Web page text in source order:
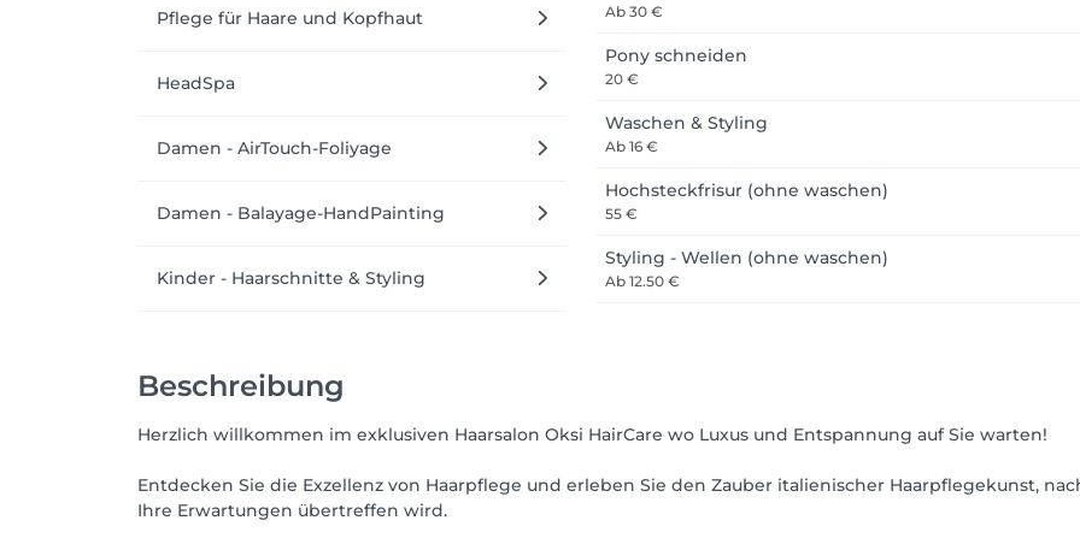
Pflege für Haare und Kopfhaut
HeadSpa
Damen - AirTouch-Foliyage
Damen - Balayage-HandPainting
Kinder - Haarschnitte & Styling
Ab 30 €
Pony schneiden
20 €
Waschen & Styling
Ab 16 €
Hochsteckfrisur (ohne waschen)
55 €
Styling - Wellen (ohne waschen)
Ab 12.50 €
Beschreibung
Herzlich willkommen im exklusiven Haarsalon Oksi HairCare wo Luxus und Entspannung auf Sie warten!
Entdecken Sie die Exzellenz von Haarpflege und erleben Sie den Zauber italienischer Haarpflegekunst,
Ihre Erwartungen übertreffen wird.